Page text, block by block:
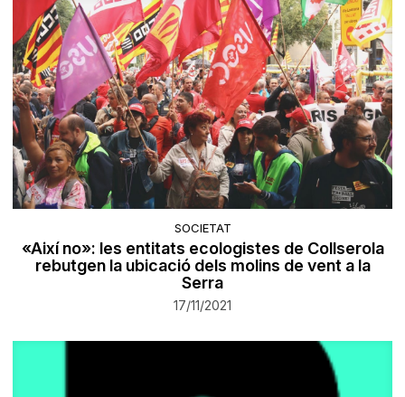
SOCIETAT
«Així no»: les entitats ecologistes de Collserola
rebutgen la ubicació dels molins de vent a la
Serra
17/11/2021